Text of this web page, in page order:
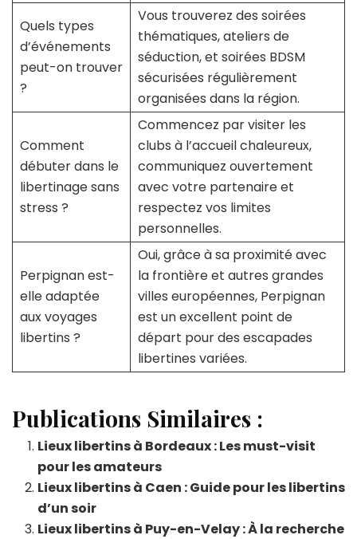
Quels types
d’événements
peut-on trouver
?
Vous trouverez des soirées
thématiques, ateliers de
séduction, et soirées BDSM
sécurisées régulièrement
organisées dans la région.
Comment
débuter dans le
libertinage sans
stress ?
Commencez par visiter les
clubs à l’accueil chaleureux,
communiquez ouvertement
avec votre partenaire et
respectez vos limites
personnelles.
Perpignan est-
elle adaptée
aux voyages
libertins ?
Oui, grâce à sa proximité avec
la frontière et autres grandes
villes européennes, Perpignan
est un excellent point de
départ pour des escapades
libertines variées.
Publications Similaires :
Lieux libertins à Bordeaux : Les must-visit
pour les amateurs
Lieux libertins à Caen : Guide pour les libertins
d’un soir
Lieux libertins à Puy-en-Velay : À la recherche